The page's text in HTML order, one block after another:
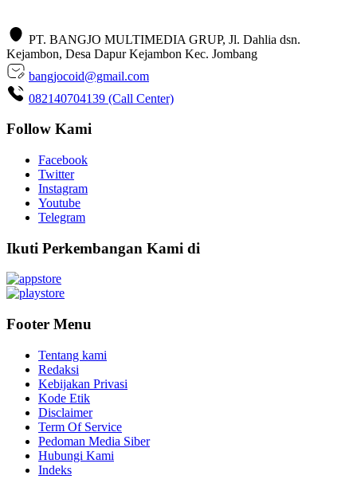
PT. BANGJO MULTIMEDIA GRUP, Jl. Dahlia dsn.
Kejambon, Desa Dapur Kejambon Kec. Jombang
bangjocoid@gmail.com
082140704139 (Call Center)
Follow Kami
Facebook
Twitter
Instagram
Youtube
Telegram
Ikuti Perkembangan Kami di
Footer Menu
Tentang kami
Redaksi
Kebijakan Privasi
Kode Etik
Disclaimer
Term Of Service
Pedoman Media Siber
Hubungi Kami
Indeks